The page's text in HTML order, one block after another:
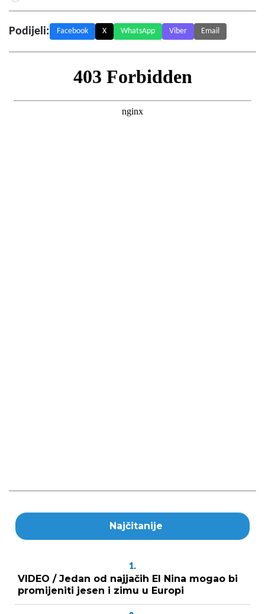
Podijeli: Facebook X WhatsApp Viber Email
Najčitanije
1.
VIDEO / Jedan od najjačih El Nina mogao bi
promijeniti jesen i zimu u Europi